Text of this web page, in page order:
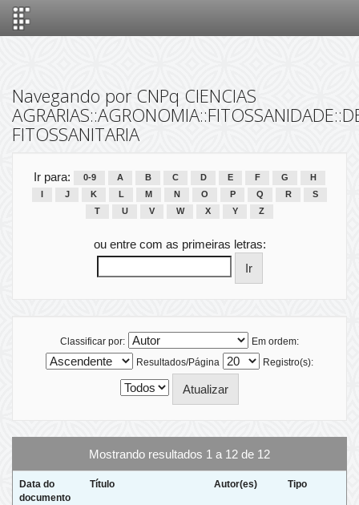
Navegando por CNPq CIENCIAS
FITOSSANITARIA
Ir para: 0-9 A B C D E F G
H
J K L M N O P Q R
S
T
U V W X Y Z
ou entre com as primeiras letras:
Classificar por:
Em ordem:
Resultados/Página
Registro(s):
Mostrando resultados 1 a 12 de 12
Data do
documento
Título Autor(es) Tipo